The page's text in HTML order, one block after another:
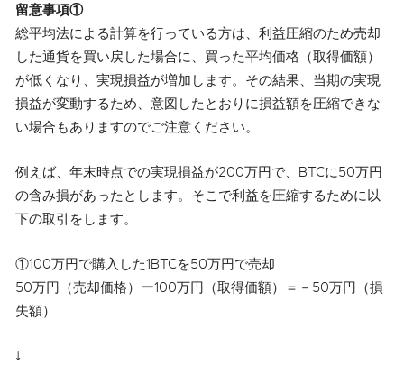
留意事項①
総平均法による計算を行っている方は、利益圧縮のため売却
した通貨を買い戻した場合に、買った平均価格（取得価額）
が低くなり、実現損益が増加します。その結果、当期の実現
損益が変動するため、意図したとおりに損益額を圧縮できな
い場合もありますのでご注意ください。
例えば、年末時点での実現損益が200万円で、BTCに50万円
の含み損があったとします。そこで利益を圧縮するために以
下の取引をします。
①100万円で購入した1BTCを50万円で売却
50万円（売却価格）ー100万円（取得価額）＝－50万円（損
失額）
↓